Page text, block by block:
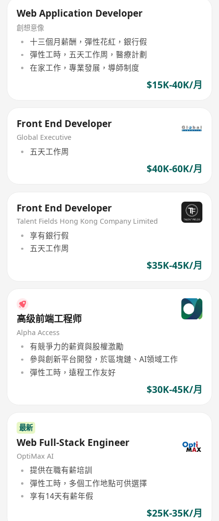
Web Application Developer
創想意像
十三個月薪酬，彈性花紅，銀行假
彈性工時，五天工作周，醫療計劃
在家工作，專業發展，導師制度
$15K-40K/月
Front End Developer
Global Executive
五天工作周
$40K-60K/月
Front End Developer
Talent Fields Hong Kong Company Limited
享有銀行假
五天工作周
$35K-45K/月
高级前端工程师
Alpha Access
有競爭力的薪資與股權激勵
參與創新平台開發，於區塊鏈、AI領域工作
彈性工時，遠程工作友好
$30K-45K/月
最新
Web Full-Stack Engineer
OptiMax AI
提供在職有薪培訓
彈性工時，多個工作地點可供選擇
享有14天有薪年假
$25K-35K/月